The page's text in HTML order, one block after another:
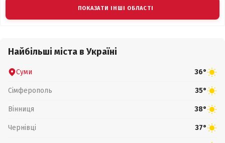
ПОКАЗАТИ ІНШІ ОБЛАСТІ
Найбільші міста в Україні
Суми 36°
Сімферополь 35°
Вінниця 38°
Чернівці 37°